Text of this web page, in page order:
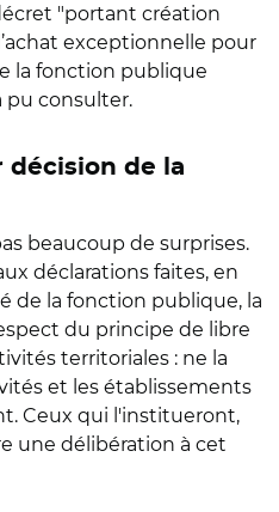
"portant création
exceptionnelle pour
la fonction publique
pu consulter.
décision de la
beaucoup de surprises.
déclarations faites, en
de la fonction publique, la
du principe de libre
territoriales : ne la
et les établissements
Ceux qui l'institueront,
une délibération à cet